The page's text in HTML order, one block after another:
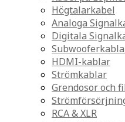
Högtalarkabel
Analoga
Digitala
HDMI-kablar
Strömkablar
Grendosor och
RCA & XLR